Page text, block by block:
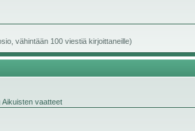
vähintään 100 viestiä kirjoittaneille)
Aikuisten vaatteet